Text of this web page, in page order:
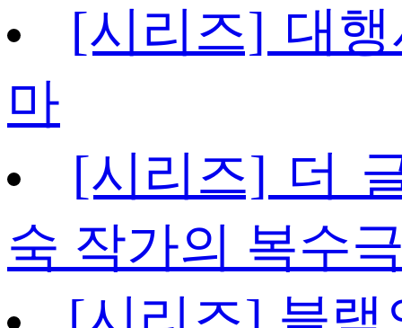
[시리즈] 대
마
[시리즈] 더
숙 작가의 복수